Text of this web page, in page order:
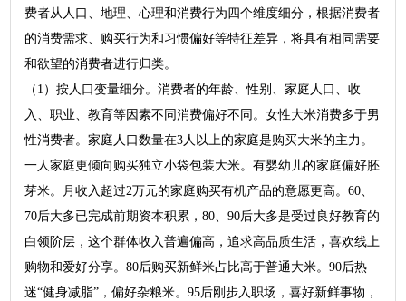
费者从人口、地理、心理和消费行为四个维度细分，根据消费者
的消费需求、购买行为和习惯偏好等特征差异，将具有相同需要
和欲望的消费者进行归类。
（1）按人口变量细分。消费者的年龄、性别、家庭人口、收
入、职业、教育等因素不同消费偏好不同。女性大米消费多于男
性消费者。家庭人口数量在3人以上的家庭是购买大米的主力。
一人家庭更倾向购买独立小袋包装大米。有婴幼儿的家庭偏好胚
芽米。月收入超过2万元的家庭购买有机产品的意愿更高。60、
70后大多已完成前期资本积累，80、90后大多是受过良好教育的
白领阶层，这个群体收入普遍偏高，追求高品质生活，喜欢线上
购物和爱好分享。80后购买新鲜米占比高于普通大米。90后热
迷“健身减脂”，偏好杂粮米。95后刚步入职场，喜好新鲜事物，